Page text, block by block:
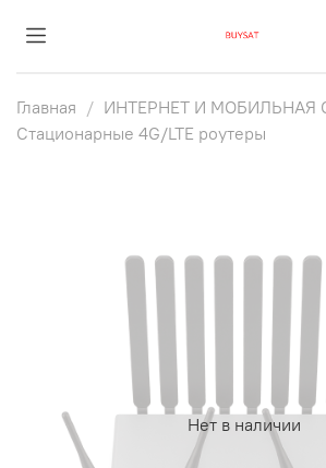
Главная ИНТЕРНЕТ И МОБИЛЬНАЯ
Стационарные 4G/LTE роутеры
Нет в наличии